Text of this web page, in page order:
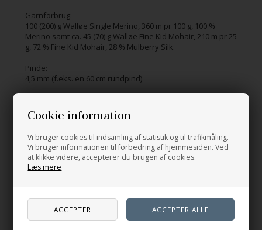
Cookie information
Vi bruger cookies til indsamling af statistik og til trafikmåling.
Vi bruger informationen til forbedring af hjemmesiden. Ved
at klikke videre, accepterer du brugen af cookies.
Læs mere
Garnforbrug:
100 (200) g Walløe Single Merino, 360 m pr 100 g, 100 %
Merino samt ca. 45 (70) g Walløe Fine Kid Mohair, 210 m pr 25
g, 72 % Fine Kid Mohair, 28 % Mulberry Silk.
Pinde:
4,5 mm (f.eks. en 60 cm rundpind)
20 m = 10 cm i retstrik med en tråd Single Merino + en tråd
Fine Kid Mohair på p 4,5
Relaterede produkter